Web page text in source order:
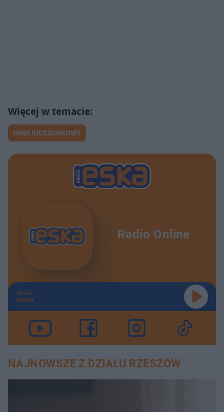
PARK KIESZONKOWY
Radio Online
TERAZ
GRAMY
NAJNOWSZE Z DZIAŁU RZESZÓW